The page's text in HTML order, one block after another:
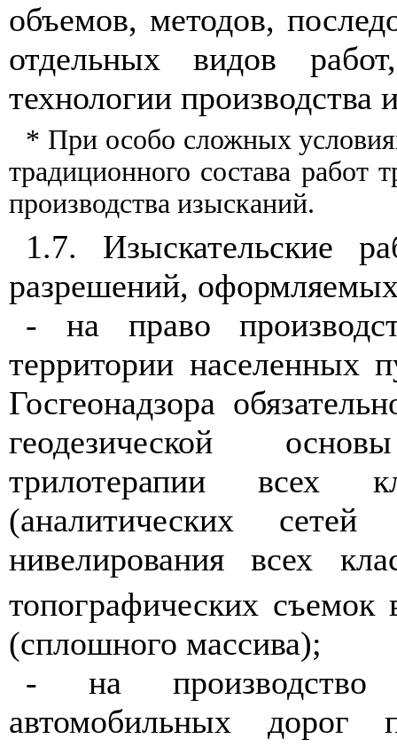
объемов, методов,
отдельных видов
технологии производства
* Приособо сложных
традиционного состава работ
производства изысканий.
1.7. Изыскательские
разрешений,
- на право
территории населенных
Госгеонадзора обязательн
геодезической основ
трилотерапии всех
(аналитических сетейи
нивелирования всех
топографических съемок
(сплошного массива);
- на
автомобильных дорог